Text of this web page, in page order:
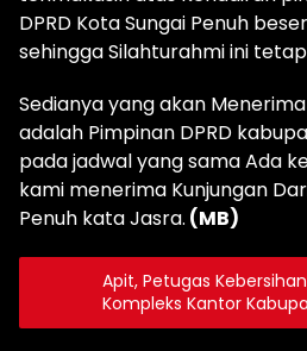
DPRD Kota Sungai Penuh
sehingga Silahturahmi ini
Sedianya yang akan
adalah Pimpinan DPRD
pada jadwal yang sama Ada
kami menerima Kunjungan
Penuh kata Jasra. (MB)
Apit, Petugas
Kompleks Kantor